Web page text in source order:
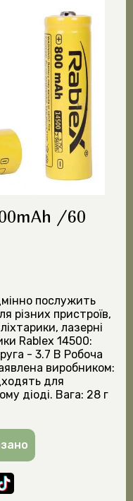
/60
послужить
різних пристроїв,
лазерні
Rablex 14500:
- 3.7 В Робоча
виробником:
для
діоді. Вага: 28 г